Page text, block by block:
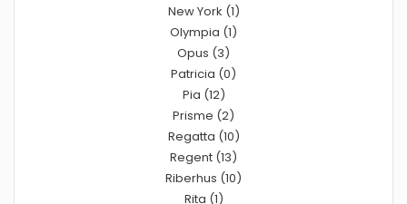
New York (1)
Olympia (1)
Opus (3)
Patricia (0)
Pia (12)
Prisme (2)
Regatta (10)
Regent (13)
Riberhus (10)
Rita (1)